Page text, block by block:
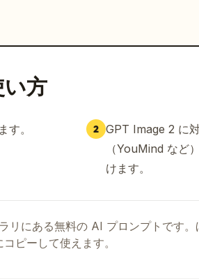
方
す。 2 GPT Image 2 に
（YouMind など
けます。
リにある無料の AI プロンプトです
ピーして使えます。